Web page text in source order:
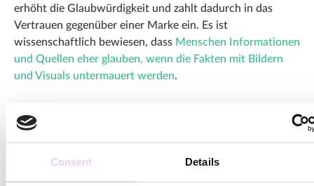
Consent Details
erhöht die Glaubwürdigkeit und zahlt dadurch in das
Vertrauen gegenüber einer Marke ein. Es ist
wissenschaftlich bewiesen, dass Menschen Informationen
und Quellen eher glauben, wenn die Fakten mit Bildern
und Visuals untermauert werden.
#7 Visueller Content ist unser